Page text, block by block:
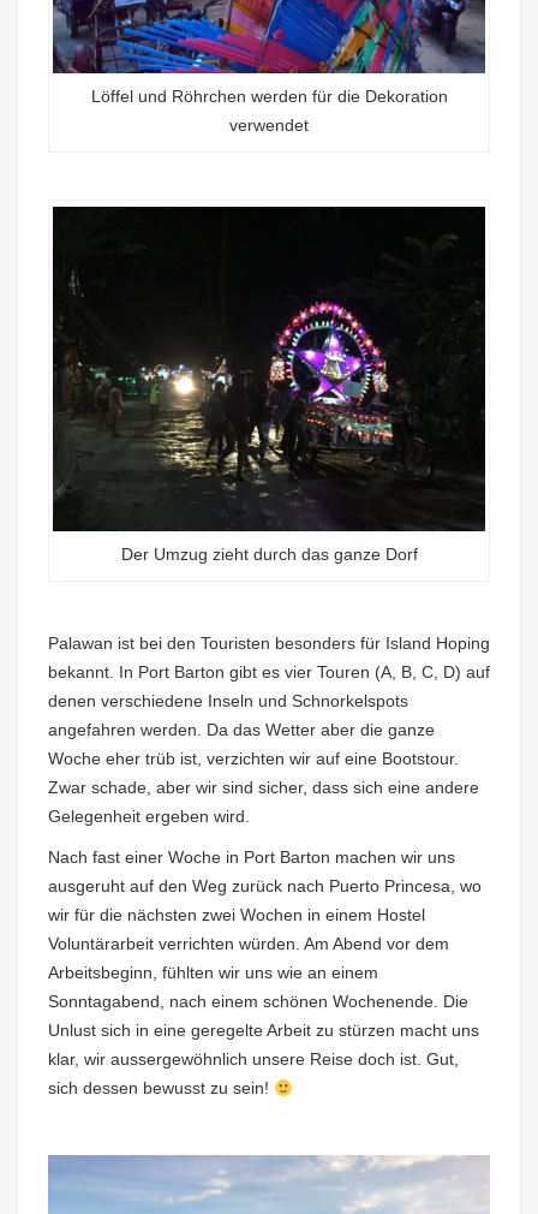
Löffel und Röhrchen werden für die Dekoration
verwendet
Der Umzug zieht durch das ganze Dorf
Palawan ist bei den Touristen besonders für Island Hoping
bekannt. In Port Barton gibt es vier Touren (A, B, C, D) auf
denen verschiedene Inseln und Schnorkelspots
angefahren werden. Da das Wetter aber die ganze
Woche eher trüb ist, verzichten wir auf eine Bootstour.
Zwar schade, aber wir sind sicher, dass sich eine andere
Gelegenheit ergeben wird.
Nach fast einer Woche in Port Barton machen wir uns
ausgeruht auf den Weg zurück nach Puerto Princesa, wo
wir für die nächsten zwei Wochen in einem Hostel
Voluntärarbeit verrichten würden. Am Abend vor dem
Arbeitsbeginn, fühlten wir uns wie an einem
Sonntagabend, nach einem schönen Wochenende. Die
Unlust sich in eine geregelte Arbeit zu stürzen macht uns
klar, wir aussergewöhnlich unsere Reise doch ist. Gut,
sich dessen bewusst zu sein!